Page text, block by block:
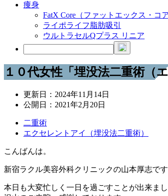
痩身
FatX Core（ファットエックス・コア
ライポライフ脂肪吸引
ウルトラセルQプラス リニア
１０代女性「埋没法二重術（
更新日： 2024年11月14日
公開日： 2021年2月20日
二重術
エクセレントアイ（埋没法二重術）
こんばんは。
新宿ラクル美容外科クリニックの山本厚志です
本日も大変忙しく一日を過ごすことが出来まし